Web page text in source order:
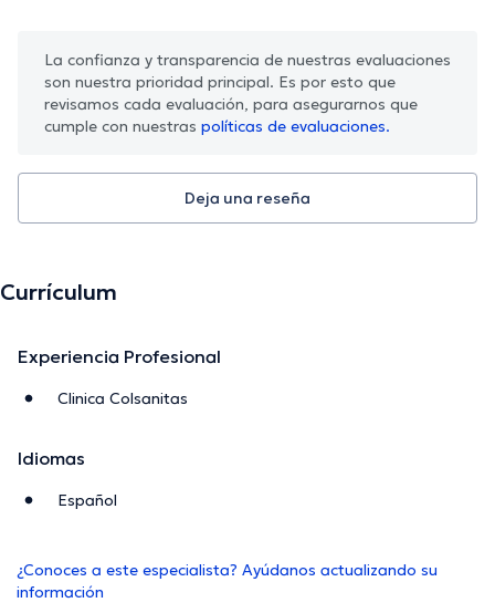
La confianza y transparencia de nuestras evaluaciones
son nuestra prioridad principal. Es por esto que
revisamos cada evaluación, para asegurarnos que
cumple con nuestras políticas de evaluaciones.
Deja una reseña
Currículum
Experiencia Profesional
Clinica Colsanitas
Idiomas
Español
¿Conoces a este especialista? Ayúdanos actualizando su
información